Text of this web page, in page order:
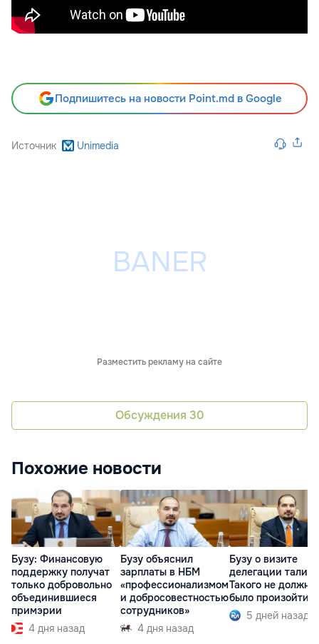
Подпишитесь на новости Point.md в Google
Источник Unimedia
Разместить рекламу на сайте
Обсуждения 30
Похожие новости
Бузу: Финансовую
поддержку получат
только добровольно
объединившиеся
примэрии
4 дня назад
Бузу объяснил
зарплаты в НБМ
«профессионализмом
и добросовестностью
сотрудников»
4 дня назад
Бузу о визите
делегации
Такого не должно
было произойти
5 дней назад